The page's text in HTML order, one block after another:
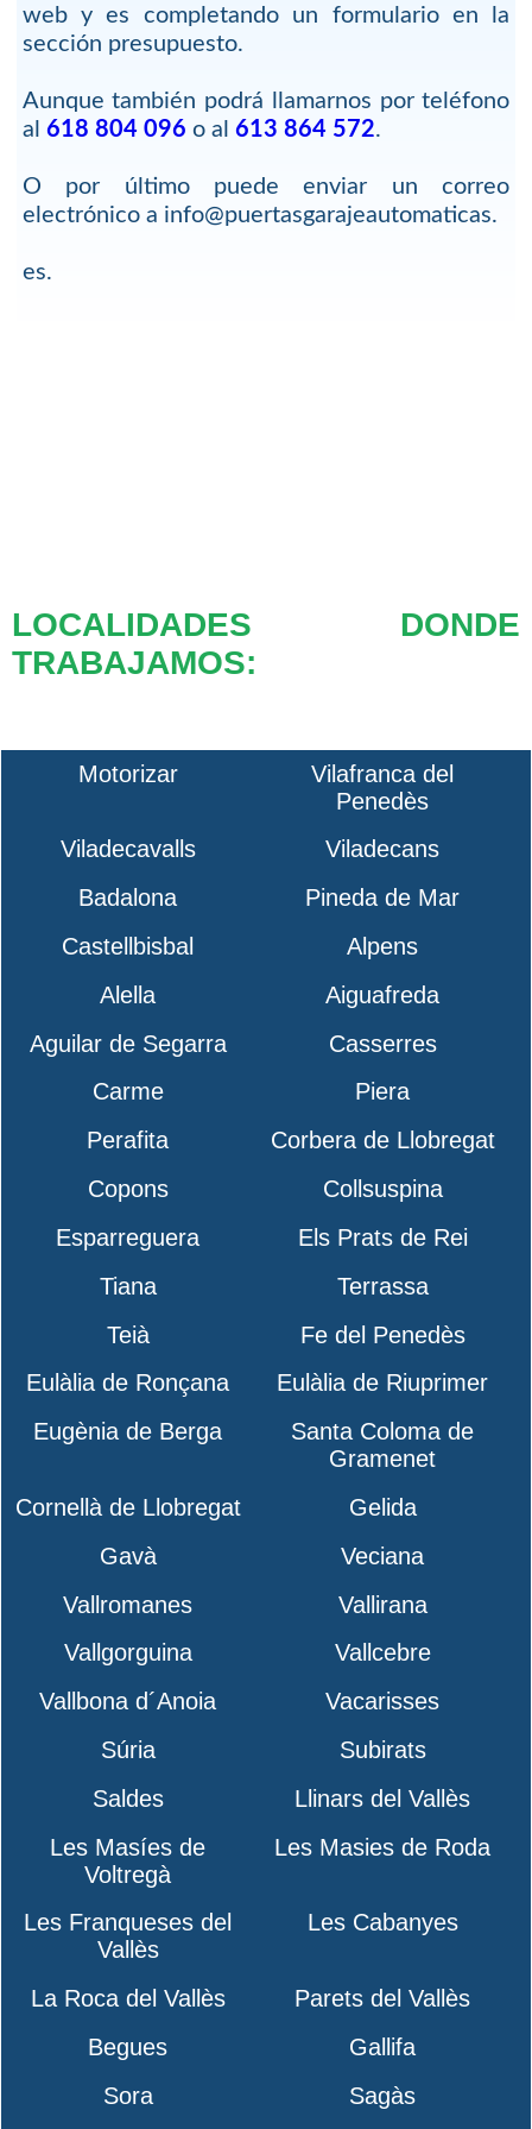
web y es completando un formulario en la
sección presupuesto.
Aunque también podrá llamarnos por teléfono
al 618 804 096 o al 613 864 572.
O por último puede enviar un correo
electrónico a info@puertasgarajeautomaticas.
es.
LOCALIDADES DONDE
TRABAJAMOS:
Motorizar
Vilafranca del
Penedès
Viladecavalls
Viladecans
Badalona
Pineda de Mar
Castellbisbal
Alpens
Alella
Aiguafreda
Aguilar de Segarra
Casserres
Carme
Piera
Perafita
Corbera de Llobregat
Copons
Collsuspina
Esparreguera
Els Prats de Rei
Tiana
Terrassa
Teià
Fe del Penedès
Eulàlia de Ronçana
Eulàlia de Riuprimer
Eugènia de Berga
Santa Coloma de
Gramenet
Cornellà de Llobregat
Gelida
Gavà
Veciana
Vallromanes
Vallirana
Vallgorguina
Vallcebre
Vallbona d´Anoia
Vacarisses
Súria
Subirats
Saldes
Llinars del Vallès
Les Masíes de
Voltregà
Les Masies de Roda
Les Franqueses del
Vallès
Les Cabanyes
La Roca del Vallès
Parets del Vallès
Begues
Gallifa
Sora
Sagàs